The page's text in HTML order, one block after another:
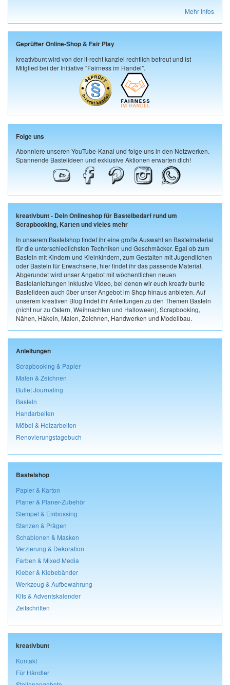
Mehr Infos
Geprüfter Online-Shop & Fair Play
kreativbunt wird von der it-recht kanzlei rechtlich betreut und ist
Mitglied bei der Initiative "Fairness im Handel".
Folge uns
Abonniere unseren YouTube-Kanal und folge uns in den Netzwerken.
Spannende Bastelideen und exklusive Aktionen erwarten dich!
kreativbunt - Dein Onlineshop für Bastelbedarf rund um
Scrapbooking, Karten und vieles mehr
In unserem Bastelshop findet ihr eine große Auswahl an Bastelmaterial
für die unterschiedlichsten Techniken und Geschmäcker. Egal ob zum
Basteln mit Kindern und Kleinkindern, zum Gestalten mit Jugendlichen
oder Basteln für Erwachsene, hier findet ihr das passende Material.
Abgerundet wird unser Angebot mit wöchentlichen neuen
Bastelanleitungen inklusive Video, bei denen wir euch kreativ bunte
Bastelideen auch über unser Angebot im Shop hinaus anbieten. Auf
unserem kreativen Blog findet ihr Anleitungen zu den Themen Basteln
(nicht nur zu Ostern, Weihnachten und Halloween), Scrapbooking,
Nähen, Häkeln, Malen, Zeichnen, Handwerken und Modellbau.
Anleitungen
Scrapbooking & Papier
Malen & Zeichnen
Bullet Journaling
Basteln
Handarbeiten
Möbel & Holzarbeiten
Renovierungstagebuch
Bastelshop
Papier & Karton
Planer & Planer-Zubehör
Stempel & Embossing
Stanzen & Prägen
Schablonen & Masken
Verzierung & Dekoration
Farben & Mixed Media
Kleber & Klebebänder
Werkzeug & Aufbewahrung
Kits & Adventskalender
Zeitschriften
kreativbunt
Kontakt
Für Händler